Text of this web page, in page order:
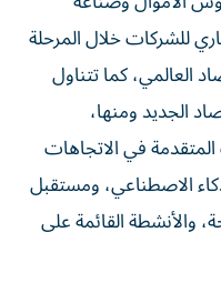
للشركات خلال المرحلة
العالمي، كما تتناول
الجديد ومنها،
المتقدمة في الاتجاهات
الاصطناعي، ومستقبل
والأنشطة القائمة على